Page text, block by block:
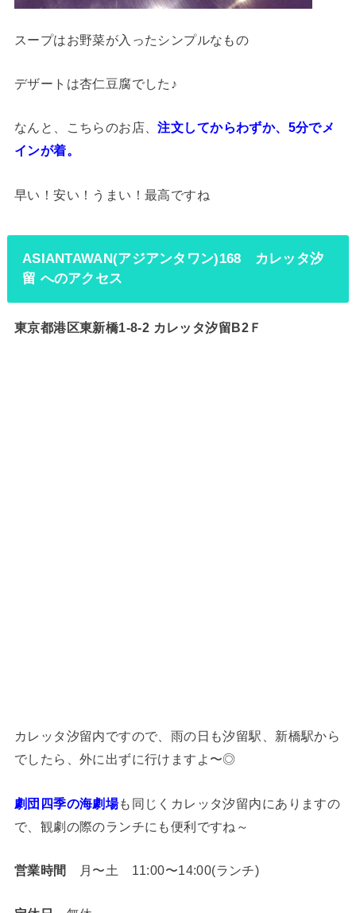
スープはお野菜が入ったシンプルなもの
デザートは杏仁豆腐でした♪
なんと、こちらのお店、注文してからわずか、5分でメ
インが着。
早い！安い！うまい！最高ですね
ASIANTAWAN(アジアンタワン)168 カレッタ汐
留 へのアクセス
東京都港区東新橋1-8-2 カレッタ汐留B2Ｆ
カレッタ汐留内ですので、雨の日も汐留駅、新橋駅から
でしたら、外に出ずに行けますよ〜◎
劇団四季の海劇場も同じくカレッタ汐留内にありますの
で、観劇の際のランチにも便利ですね～
営業時間 月〜土 11:00〜14:00(ランチ)